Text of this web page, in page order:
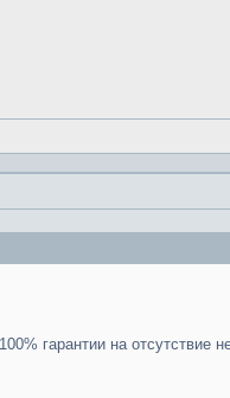
гарантии на отсутствие